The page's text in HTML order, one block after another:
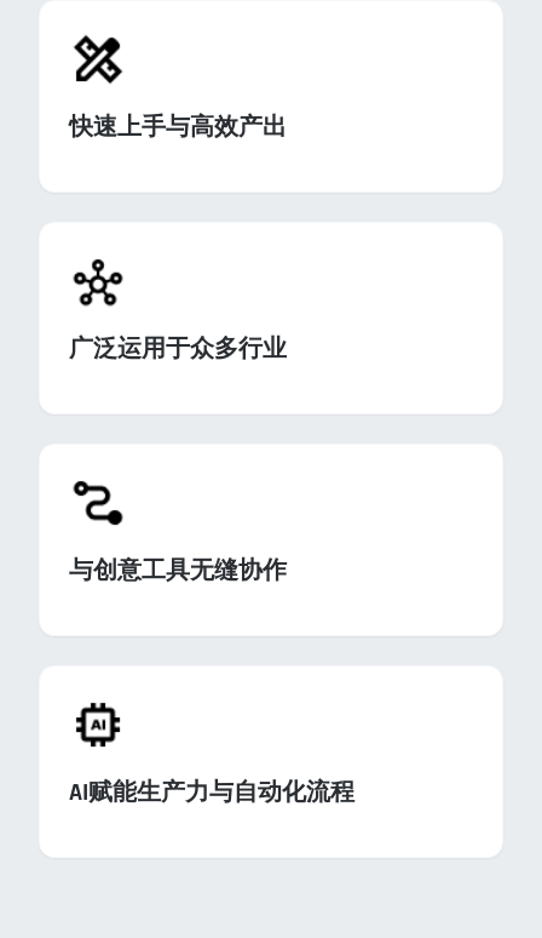
快速上手与高效产出
广泛运用于众多行业
与创意工具无缝协作
AI赋能生产力与自动化流程